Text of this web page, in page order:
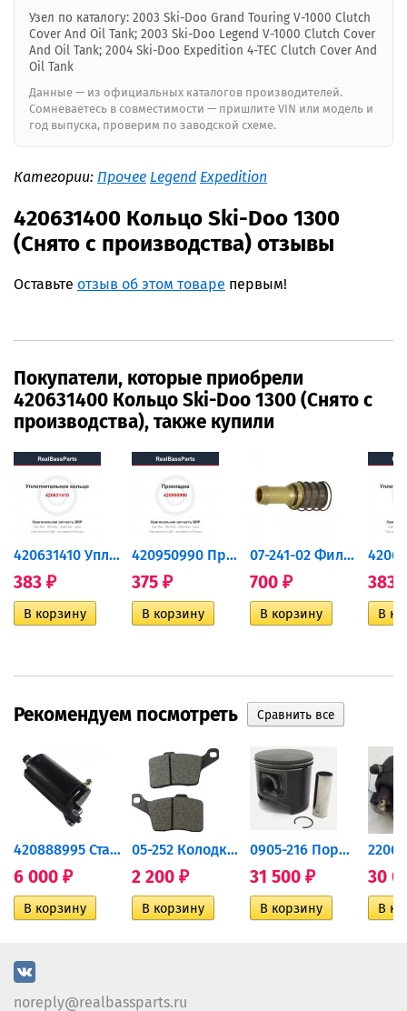
Узел по каталогу: 2003 Ski-Doo Grand Touring V-1000 Clutch
Cover And Oil Tank; 2003 Ski-Doo Legend V-1000 Clutch Cover
And Oil Tank; 2004 Ski-Doo Expedition 4-TEC Clutch Cover And
Oil Tank
Данные — из официальных каталогов производителей.
Сомневаетесь в совместимости — пришлите VIN или модель и
год выпуска, проверим по заводской схеме.
Категории: Прочее Legend Expedition
420631400 Кольцо Ski-Doo 1300
(Снято с производства) отзывы
Оставьте отзыв об этом товаре первым!
Покупатели, которые приобрели
420631400 Кольцо Ski-Doo 1300 (Снято с
производства), также купили
420631410 Уплотнительное...
383 ₽
420950990 Прокладка
375 ₽
07-241-02 Фильтр топливный...
700 ₽ 383
Рекомендуем посмотреть
420888995 Стартер для...
6 000 ₽
05-252 Колодки тормозные...
2 200 ₽
0905-216 Поршень Arctic Cat...
31 500 ₽ 30
noreply@realbassparts.ru